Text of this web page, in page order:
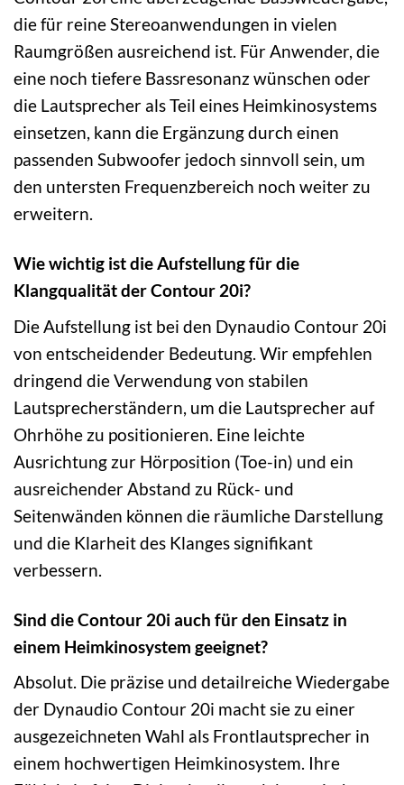
die für reine Stereoanwendungen in vielen
Raumgrößen ausreichend ist. Für Anwender, die
eine noch tiefere Bassresonanz wünschen oder
die Lautsprecher als Teil eines Heimkinosystems
einsetzen, kann die Ergänzung durch einen
passenden Subwoofer jedoch sinnvoll sein, um
den untersten Frequenzbereich noch weiter zu
erweitern.
Wie wichtig ist die Aufstellung für die
Klangqualität der Contour 20i?
Die Aufstellung ist bei den Dynaudio Contour 20i
von entscheidender Bedeutung. Wir empfehlen
dringend die Verwendung von stabilen
Lautsprecherständern, um die Lautsprecher auf
Ohrhöhe zu positionieren. Eine leichte
Ausrichtung zur Hörposition (Toe-in) und ein
ausreichender Abstand zu Rück- und
Seitenwänden können die räumliche Darstellung
und die Klarheit des Klanges signifikant
verbessern.
Sind die Contour 20i auch für den Einsatz in
einem Heimkinosystem geeignet?
Absolut. Die präzise und detailreiche Wiedergabe
der Dynaudio Contour 20i macht sie zu einer
ausgezeichneten Wahl als Frontlautsprecher in
einem hochwertigen Heimkinosystem. Ihre